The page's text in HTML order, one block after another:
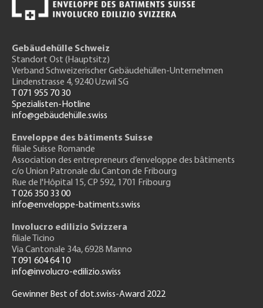
Gebäudehülle Schweiz
Standort Ost (Hauptsitz)
Verband Schweizerischer Gebäudehüllen-Unternehmen
Lindenstrasse 4, 9240 Uzwil SG
T 071 955 70 30
Spezialisten-Hotline
info@gebäudehülle.swiss
Enveloppe des bâtiments Suisse
filiale Suisse Romande
Association des entrepreneurs d’enveloppe des bâtiments
c/o Union Patronale du Canton de Fribourg
Rue de l'Hôpital 15, CP 592, 1701 Fribourg
T 026 350 33 00
info@enveloppe-batiments.swiss
Involucro edilizio Svizzera
filiale Ticino
Via Cantonale 34a, 6928 Manno
T 091 604 64 10
info@involucro-edilizio.swiss
Gewinner Best of dot.swiss-Award 2022